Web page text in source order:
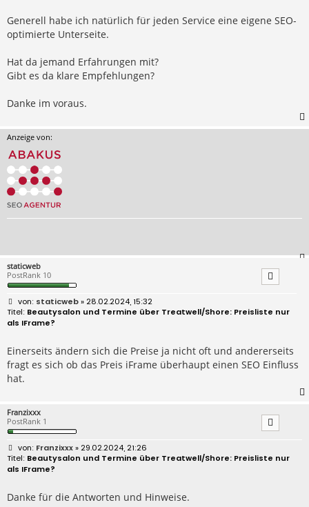
Generell habe ich natürlich für jeden Service eine eigene SEO-
optimierte Unterseite.
Hat da jemand Erfahrungen mit?
Gibt es da klare Empfehlungen?
Danke im voraus.
Anzeige von:
staticweb
PostRank 10
B
e
t
g
staticweb» 28.02.2024, 15:32
Beautysalon und Termine über Treatwell/Shore: Preisliste nur
als IFrame?
Einerseits ändern sich die Preise ja nicht oft und andererseits
fragt es sich ob das Preis iFrame überhaupt einen SEO Einfluss
hat.
Franzixxx
PostRank 1
B
e
i
t
g
Franzixxx» 29.02.2024, 21:26
Beautysalon und Termine über Treatwell/Shore: Preisliste nur
als IFrame?
Danke für die Antworten und Hinweise.